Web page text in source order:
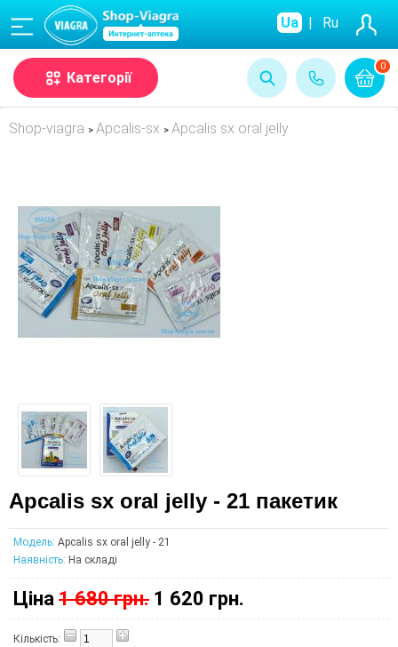
0
(068) Ua | Ru
Категорії
Shop-viagra > Apcalis-sx > Apcalis sx oral jelly
Apcalis sx oral jelly - 21 пакетик
Модель: Apcalis sx oral jelly - 21
Наявність: На складі
Ціна 1 680 грн. 1 620 грн.
Кількість: